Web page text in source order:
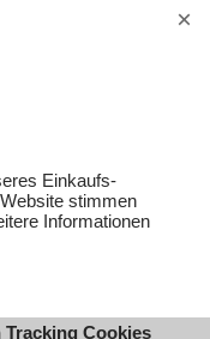
handelt es sich nicht
vorbehalten.
Einkaufs-
stimmen
Informationen
Tracking Cookies